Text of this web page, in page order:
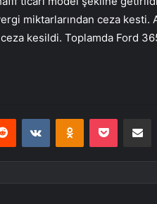
miktarlarından ceza kesti.
kesildi. Toplamda Ford
Reddit VKontakteOdnoklassniki
Pocket